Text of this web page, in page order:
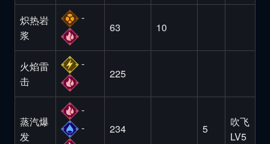
炽热岩
浆
-
63 10
火焰雷
击
-
225
蒸汽爆
发
-
-
234 5
吹飞
LV5